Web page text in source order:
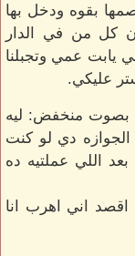
بقوه ودخل بها
كل من في الدار
يابت عمي وتجبلنا
عليكي.
بصوت منخفض: ليه
دي لو كنت
اللي عملتيه ده
اني اهرب انا